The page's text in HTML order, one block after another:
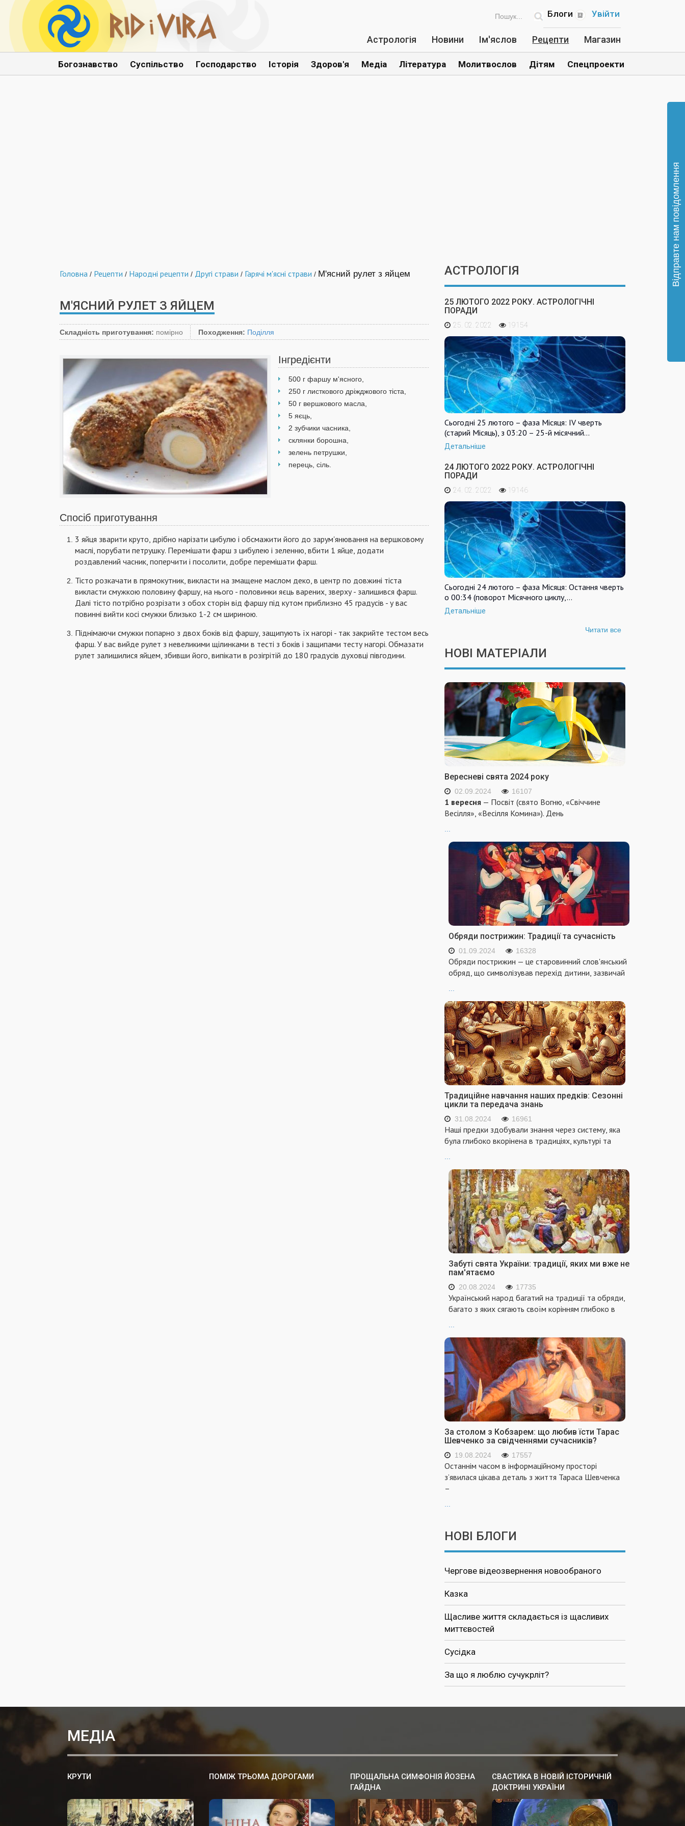
Увійти
Блоги
Астрологія Новини Ім'яслов Рецепти Магазин
Богознавство Суспільство Господарство Історія Здоров'я Медіа Література Молитвослов Дітям Спецпроекти
Головна / Рецепти / Народні рецепти / Другі страви / Гарячі м'ясні страви / М'ясний рулет з яйцем
М'ЯСНИЙ РУЛЕТ З ЯЙЦЕМ
Складність приготування: помірно Походження: Поділля
Інгредієнти
500 г фаршу м'ясного,
250 г листкового дріжджового тіста,
50 г вершкового масла,
5 яєць,
2 зубчики часника,
склянки борошна,
зелень петрушки,
перець, сіль.
Спосіб приготування
3 яйця зварити круто, дрібно нарізати цибулю і обсмажити його до зарум'янювання на вершковому
маслі, порубати петрушку. Перемішати фарш з цибулею і зеленню, вбити 1 яйце, додати
роздавлений часник, поперчити і посолити, добре перемішати фарш.
Тісто розкачати в прямокутник, викласти на змащене маслом деко, в центр по довжині тіста
викласти смужкою половину фаршу, на нього - половинки яєць варених, зверху - залишився фарш.
Далі тісто потрібно розрізати з обох сторін від фаршу під кутом приблизно 45 градусів - у вас
повинні вийти косі смужки близько 1-2 см шириною.
Піднімаючи смужки попарно з двох боків від фаршу, защипують їх нагорі - так закрийте тестом весь
фарш. У вас вийде рулет з невеликими щілинками в тесті з боків і защипами тесту нагорі. Обмазати
рулет залишилися яйцем, збивши його, випікати в розігрітій до 180 градусів духовці півгодини.
АСТРОЛОГІЯ
25 ЛЮТОГО 2022 РОКУ. АСТРОЛОГІЧНІ
ПОРАДИ
25. 02. 2022 19154
Сьогодні 25 лютого – фаза Місяця: IV чверть
(старий Місяць), з 03:20 – 25-й місячний…
Детальніше
24 ЛЮТОГО 2022 РОКУ. АСТРОЛОГІЧНІ
ПОРАДИ
24. 02. 2022 19146
Сьогодні 24 лютого – фаза Місяця: Остання чверть
о 00:34 (поворот Місячного циклу,…
Детальніше
Читати все
НОВІ МАТЕРІАЛИ
Вересневі свята 2024 року
02.09.2024 16107
1 вересня — Посвіт (свято Вогню, «Свіччине
Весілля», «Весілля Комина»). День
...
Обряди пострижин: Традиції та сучасність
01.09.2024 16328
Обряди пострижин — це старовинний слов'янський
обряд, що символізував перехід дитини, зазвичай
...
Традиційне навчання наших предків: Сезонні
цикли та передача знань
31.08.2024 16961
Наші предки здобували знання через систему, яка
була глибоко вкорінена в традиціях, культурі та
...
Забуті свята України: традиції, яких ми вже не
пам'ятаємо
20.08.2024 17735
Український народ багатий на традиції та обряди,
багато з яких сягають своїм корінням глибоко в
...
За столом з Кобзарем: що любив їсти Тарас
Шевченко за свідченнями сучасників?
19.08.2024 17557
Останнім часом в інформаційному просторі
з’явилася цікава деталь з життя Тараса Шевченка
–
...
НОВІ БЛОГИ
Чергове відеозвернення новообраного
Казка
Щасливе життя складається із щасливих
миттєвостей
Сусідка
За що я люблю сучукрліт?
МЕДІА
КРУТИ ПОМІЖ ТРЬОМА ДОРОГАМИ
ПРОЩАЛЬНА СИМФОНІЯ ЙОЗЕНА
ГАЙДНА
СВАСТИКА В НОВІЙ ІСТОРИЧНІЙ
ДОКТРИНІ УКРАЇНИ
Відправте нам повідомлення